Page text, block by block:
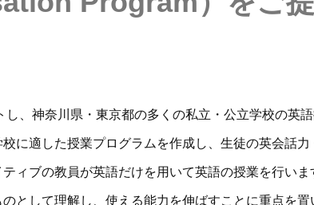
、神奈川県・東京都の多くの私立・公立学校の英語
に適した授業プログラムを作成し、生徒の英会話力
ィブの教員が英語だけを用いて英語の授業を行いま
として理解し、使える能力を伸ばすことに重点を置